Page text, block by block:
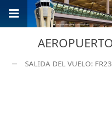
SALIDA DEL VUELO: